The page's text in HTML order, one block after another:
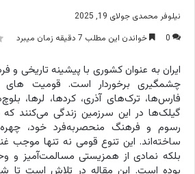
نیلوفر محمدی جولای 19, 2025
0
خواندن این مطلب 7 دقیقه زمان میبرد
ایران به عنوان کشوری با پیشینه تاریخی و
چشمگیری برخوردار است. قومیت
فارس‌ها، ترک‌های آذری، کردها، لرها،
گیلک‌ها در این سرزمین زندگی می‌کنند
رسوم و فرهنگ منحصربه‌فرد خود، چهره
ساخته‌اند. این تنوع قومی نه تنها موجب
بلکه نمادی از همزیستی مسالمت‌آمیز و
بوده است. این مقاله در تلاش است تا